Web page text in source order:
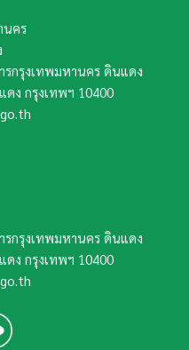
นคร
รกรุงเทพมหานคร ดินแดง
ง กรุงเทพฯ​ 10400​
รกรุงเทพมหานคร ดินแดง
ง กรุงเทพฯ​ 10400​